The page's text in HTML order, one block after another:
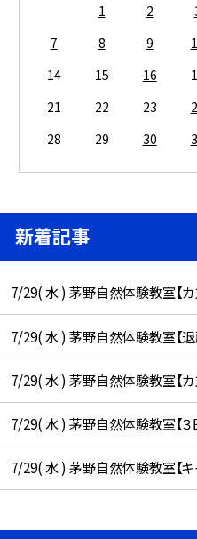
1 2
7
8 9
14
15 16
21
22 23
28
29 30
新着記事
7/29( 水 ) 茅野自然体験教室【カ
7/29( 水 ) 茅野自然体験教室【退
7/29( 水 ) 茅野自然体験教室【カ
7/29( 水 ) 茅野自然体験教室【３
7/29( 水 ) 茅野自然体験教室【キ